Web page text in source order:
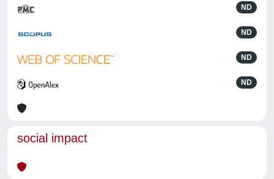
ND
ND
ND
ND
social impact